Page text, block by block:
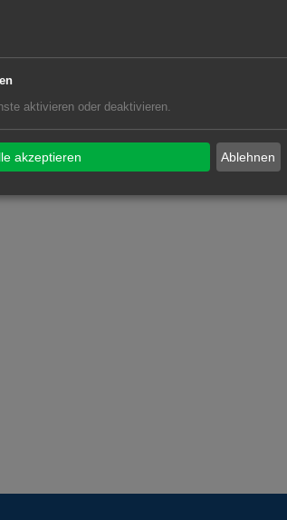
aktivieren oder deaktivieren.
Ablehnen
akzeptieren